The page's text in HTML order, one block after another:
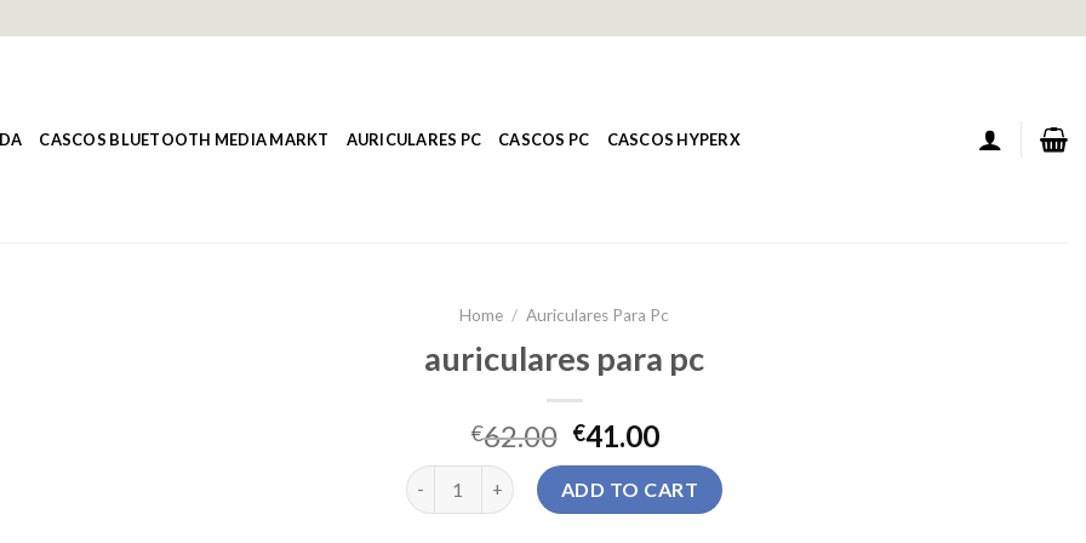
CASCOS BLUETOOTH MEDIA MARKT AURICULARES PC CASCOS PC CASCOS HYPERX
Home / Auriculares Para Pc
auriculares para pc
€62.00 €41.00
auriculares para pc quantityADD TO CART